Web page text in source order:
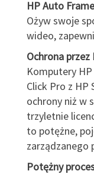
HP Auto Frame
Ożyw swoje
wideo,
Ochrona
Komputery
Click Pro z HP
ochrony niż w
trzyletnie
to potężne,
zarządzanego
Potężny